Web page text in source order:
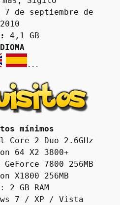
7 de septiembre de
2010
4,1 GB
...
mínimos
2 Duo 2.6GHz
64 X2 3800+
7800 256MB
X1800 256MB
2 GB RAM
7 / XP / Vista